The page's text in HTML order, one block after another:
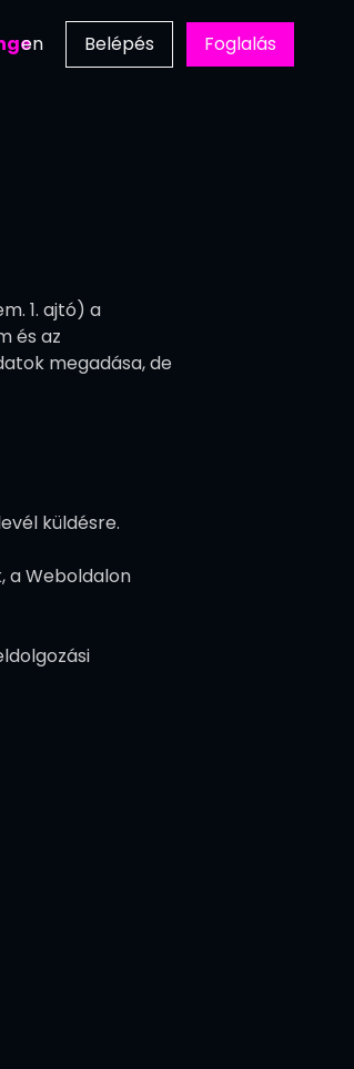
en Belépés Foglalás
1. ajtó) a
és az
megadása, de
küldésre.
a Weboldalon